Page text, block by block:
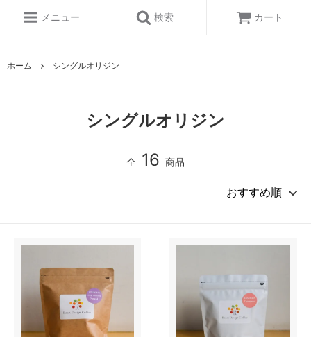
メニュー 検索 カート
ホーム シングルオリジン
シングルオリジン
全 16 商品